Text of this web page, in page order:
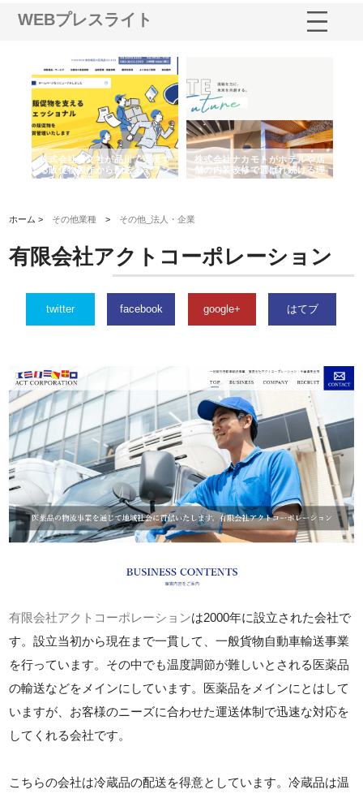
WEBプレスライト
株式会社耕文社が品川で実現す
る販促物製作から配送までワン
ストップ対応
株式会社ナカモトがホテルや店
舗の内装改修で選ばれ続ける理
由
ホーム > その他業種 > その他_法人・企業
有限会社アクトコーポレーション
twitter facebook google+ はてブ
有限会社アクトコーポレーションは2000年に設立された会社で
す。設立当初から現在まで一貫して、一般貨物自動車輸送事業
を行っています。その中でも温度調節が難しいとされる医薬品
の輸送などをメインにしています。医薬品をメインにとはして
いますが、お客様のニーズに合わせた運送体制で迅速な対応を
してくれる会社です。
こちらの会社は冷蔵品の配送を得意としています。冷蔵品は温